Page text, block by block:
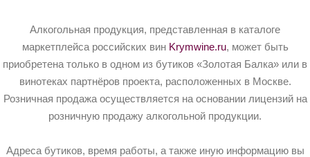
Алкогольная продукция, представленная в каталоге
маркетплейса российских вин Krymwine.ru, может быть
приобретена только в одном из бутиков «Золотая Балка» или в
винотеках партнёров проекта, расположенных в Москве.
Розничная продажа осуществляется на основании лицензий на
розничную продажу алкогольной продукции.
Адреса бутиков, время работы, а также иную информацию вы